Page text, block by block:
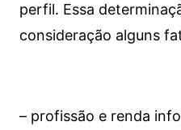
perfil. Essa
consideração alguns
– profissão e renda